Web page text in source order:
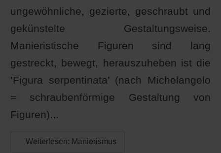
ungewöhnliche, gezierte, geschraubt und
gekünstelte Gestaltungsweise.
Manieristische Figuren sind lang
gestreckt, bewegt, herauszuheben ist die
’Figura serpentinata’ (nach Michelangelo
= schraubenförmige Gestaltung von
Figuren)...
Weiterlesen: Manierismus